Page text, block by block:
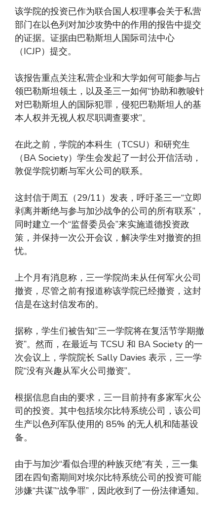
该学院的投资已作为联合国人权理事会关于私营
部门在以色列对加沙攻势中的作用的报告中提交
的证据。证据由巴勒斯坦人国际司法中心
（ICJP）提交。
该报告重点关注私营企业和大学如何可能参与占
领巴勒斯坦领土，以及圣三一如何“协助和教唆针
对巴勒斯坦人的国际犯罪，侵犯巴勒斯坦人的基
本人权并无视人权尽职调查要求”。
在此之前，学院的本科生（TCSU）和研究生
（BA Society）学生会发起了一封公开信活动，
敦促学院切断与军火公司的联系。
这封信于周五（29/11）发表，呼吁圣三一“立即
剥离并断绝与参与加沙战争的公司的所有联系”，
同时建立一个“监督委员会”来实施道德投资政
策，并保持一次公开会议，解决学生对撤资的担
忧。
上个月有消息称，三一学院尚未从任何军火公司
撤资，尽管之前有报道称该学院已经撤资，这封
信是在这封信发布的。
据称，学生们被告知“三一学院将在复活节学期撤
资”。然而，在最近与 TCSU 和 BA Society 的一
次会议上，学院院长 Sally Davies 表示，三一学
院“没有兴趣从军火公司撤资”。
根据信息自由的要求，三一目前持有多家军火公
司的投资。其中包括埃尔比特系统公司，该公司
生产以色列军队使用的 85% 的无人机和陆基设
备。
由于与加沙“看似合理的种族灭绝”有关，三一集
团在四旬斋期间对埃尔比特系统公司的投资可能
涉嫌“共谋”“战争罪”，因此收到了一份法律通知。